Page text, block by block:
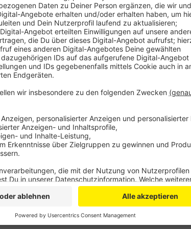
Anzeige
Es wird nicht weniger Polizisten und auch nicht
so steht es in der Stellungnahme der Stadt. Sie
Uwe Jacob. Er will sich zu konkreten Umzugsplänen
Woche im Stadtrat aber selbst äußern – und den
stehen. Aktuell läuft die Suche nach einem
favorisierte Standorte in Wiesdorf und Opladen,
Anzeige